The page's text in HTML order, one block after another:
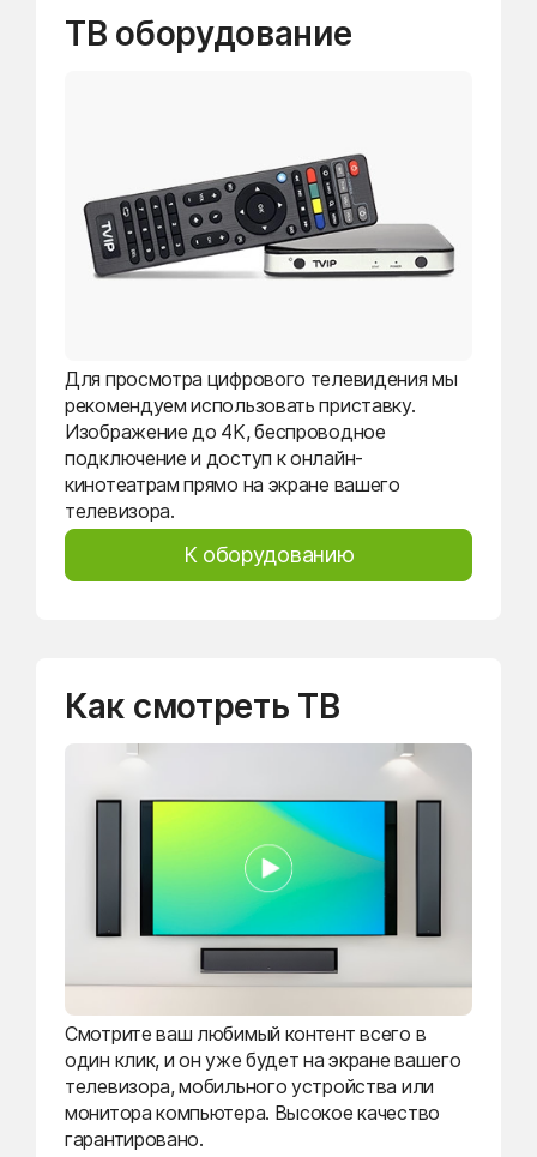
ТВ оборудование
Для просмотра цифрового телевидения мы
рекомендуем использовать приставку.
Изображение до 4K, беспроводное
подключение и доступ к онлайн-
кинотеатрам прямо на экране вашего
телевизора.
К оборудованию
Как смотреть ТВ
Смотрите ваш любимый контент всего в
один клик, и он уже будет на экране вашего
телевизора, мобильного устройства или
монитора компьютера. Высокое качество
гарантировано.